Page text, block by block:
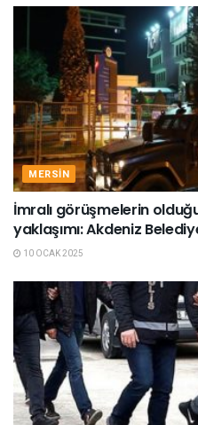
MERSIN
İmralı görüşmelerin
yaklaşımı: Akdeniz
10 OCAK 2025